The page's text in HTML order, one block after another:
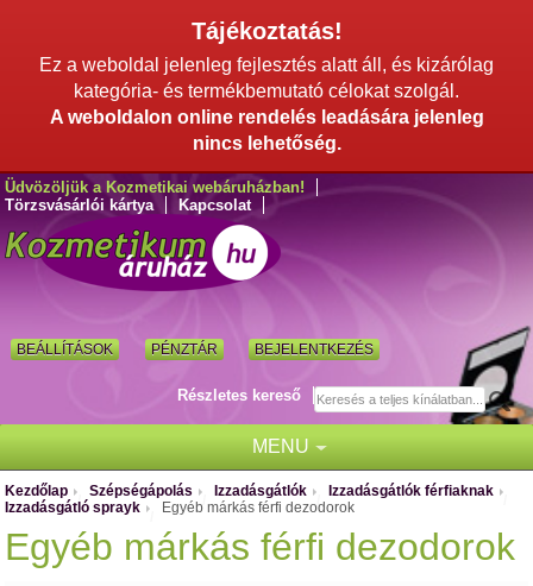
Tájékoztatás!
Ez a weboldal jelenleg fejlesztés alatt áll, és kizárólag
kategória- és termékbemutató célokat szolgál.
A weboldalon online rendelés leadására jelenleg
nincs lehetőség.
Üdvözöljük a Kozmetikai webáruházban!
Törzsvásárlói kártya
Kapcsolat
BEÁLLÍTÁSOK PÉNZTÁR BEJELENTKEZÉS
Részletes kereső
MENU
Kezdőlap
/
Szépségápolás Izzadásgátlók Izzadásgátlók férfiaknak
Izzadásgátló sprayk Egyéb márkás férfi dezodorok
Egyéb márkás férfi dezodorok